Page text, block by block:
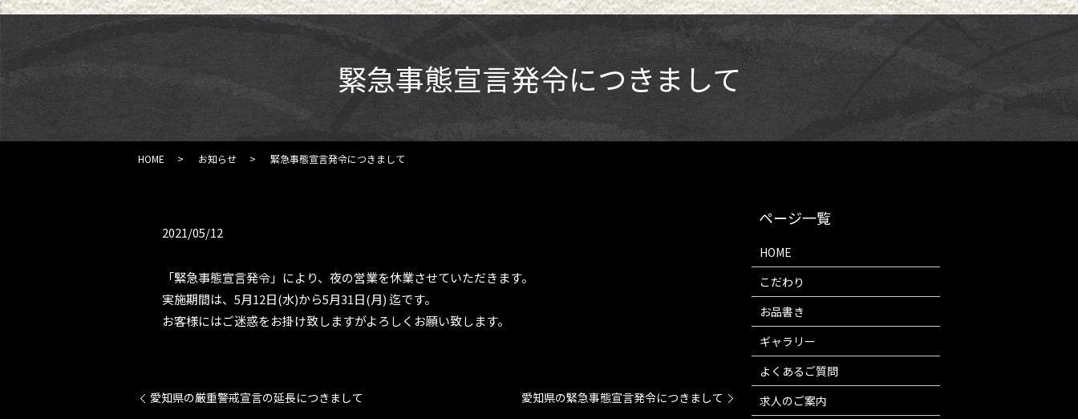
緊急事態宣言発令につきまして
HOME お知らせ 緊急事態宣言発令につきまして
2021/05/12
「緊急事態宣言発令」により、夜の営業を休業させていただきます。
実施期間は、5月12日(水)から5月31日(月) 迄です。
お客様にはご迷惑をお掛け致しますがよろしくお願い致します。
愛知県の厳重警戒宣言の延長につきまして 愛知県の緊急事態宣言発令につきまして
HOME
こだわり
お品書き
ギャラリー
よくあるご質問
求人のご案内